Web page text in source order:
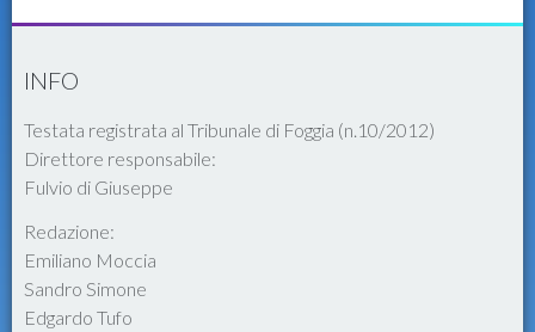
INFO
Testata registrata al Tribunale di Foggia (n.10/2012)
Direttore responsabile:
Fulvio di Giuseppe
Redazione:
Emiliano Moccia
Sandro Simone
Edgardo Tufo